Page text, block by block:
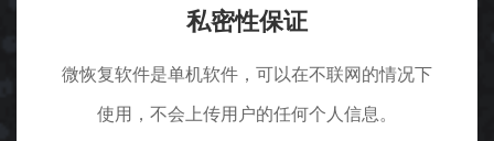
私密性保证
微恢复软件是单机软件，可以在不联网的情况下
使用，不会上传用户的任何个人信息。